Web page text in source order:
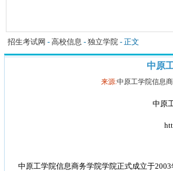
招生考试网 - 高校信息 - 独立学院 - 正文
中原
来源:中原工学院信息
中原
中原工学院信息商务学院学院正式成立于